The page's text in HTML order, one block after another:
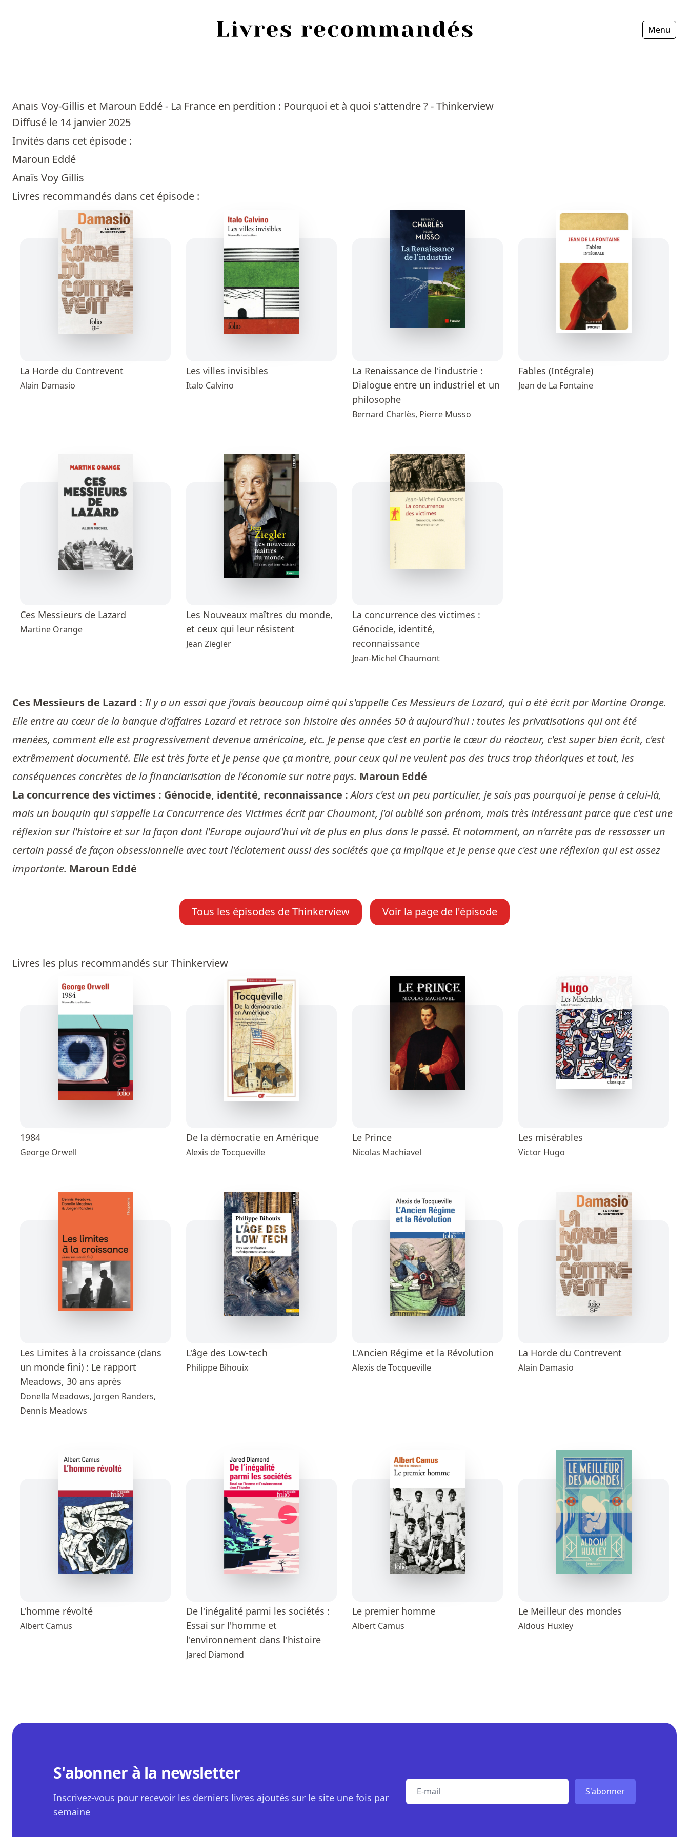
Menu
Anaïs Voy-Gillis et Maroun Eddé - La France en perdition : Pourquoi et à quoi s'attendre ? - Thinkerview
Diffusé le 14 janvier 2025
Invités dans cet épisode :
Maroun Eddé
Anaïs Voy Gillis
Livres recommandés dans cet épisode :
La Horde du Contrevent
Alain Damasio
Les villes invisibles
Italo Calvino
La Renaissance de l'industrie :
Dialogue entre un industriel et un
philosophe
Bernard Charlès, Pierre Musso
Fables (Intégrale)
Jean de La Fontaine
Ces Messieurs de Lazard
Martine Orange
Les Nouveaux maîtres du monde,
et ceux qui leur résistent
Jean Ziegler
La concurrence des victimes :
Génocide, identité,
reconnaissance
Jean-Michel Chaumont
Ces Messieurs de Lazard :Il y a un essai que j'avais beaucoup aimé qui s'appelle Ces Messieurs de Lazard, qui a été écrit par Martine Orange.
Elle entre au cœur de la banque d'affaires Lazard et retrace son histoire des années 50 à aujourd’hui : toutes les privatisations qui ont été
menées, comment elle est progressivement devenue américaine, etc. Je pense que c'est en partie le cœur du réacteur, c'est super bien écrit, c'est
extrêmement documenté. Elle est très forte et je pense que ça montre, pour ceux qui ne veulent pas des trucs trop théoriques et tout, les
conséquences concrètes de la financiarisation de l'économie sur notre pays. Maroun Eddé
La concurrence des victimes : Génocide, identité, reconnaissance :Alors c'est un peu particulier, je sais pas pourquoi je pense à celui-là,
mais un bouquin qui s'appelle La Concurrence des Victimes écrit par Chaumont, j'ai oublié son prénom, mais très intéressant parce que c'est une
réflexion sur l'histoire et sur la façon dont l'Europe aujourd'hui vit de plus en plus dans le passé. Et notamment, on n'arrête pas de ressasser un
certain passé de façon obsessionnelle avec tout l'éclatement aussi des sociétés que ça implique et je pense que c'est une réflexion qui est assez
importante. Maroun Eddé
Tous les épisodes de Thinkerview Voir la page de l'épisode
Livres les plus recommandés sur Thinkerview
1984
George Orwell
De la démocratie en Amérique
Alexis de Tocqueville
Le Prince
Nicolas Machiavel
Les misérables
Victor Hugo
Les Limites à la croissance (dans
un monde fini) : Le rapport
Meadows, 30 ans après
Donella Meadows, Jorgen Randers,
Dennis Meadows
L'âge des Low-tech
Philippe Bihouix
L'Ancien Régime et la Révolution
Alexis de Tocqueville
La Horde du Contrevent
Alain Damasio
L'homme révolté
Albert Camus
De l'inégalité parmi les sociétés :
Essai sur l'homme et
l'environnement dans l'histoire
Jared Diamond
Le premier homme
Albert Camus
Le Meilleur des mondes
Aldous Huxley
S'abonner à la newsletter
Inscrivez-vous pour recevoir les derniers livres ajoutés sur le site une fois par
semaine
E-mail S'abonner
Sources
Personnes
Livres les plus recommandés
Prix littéraires